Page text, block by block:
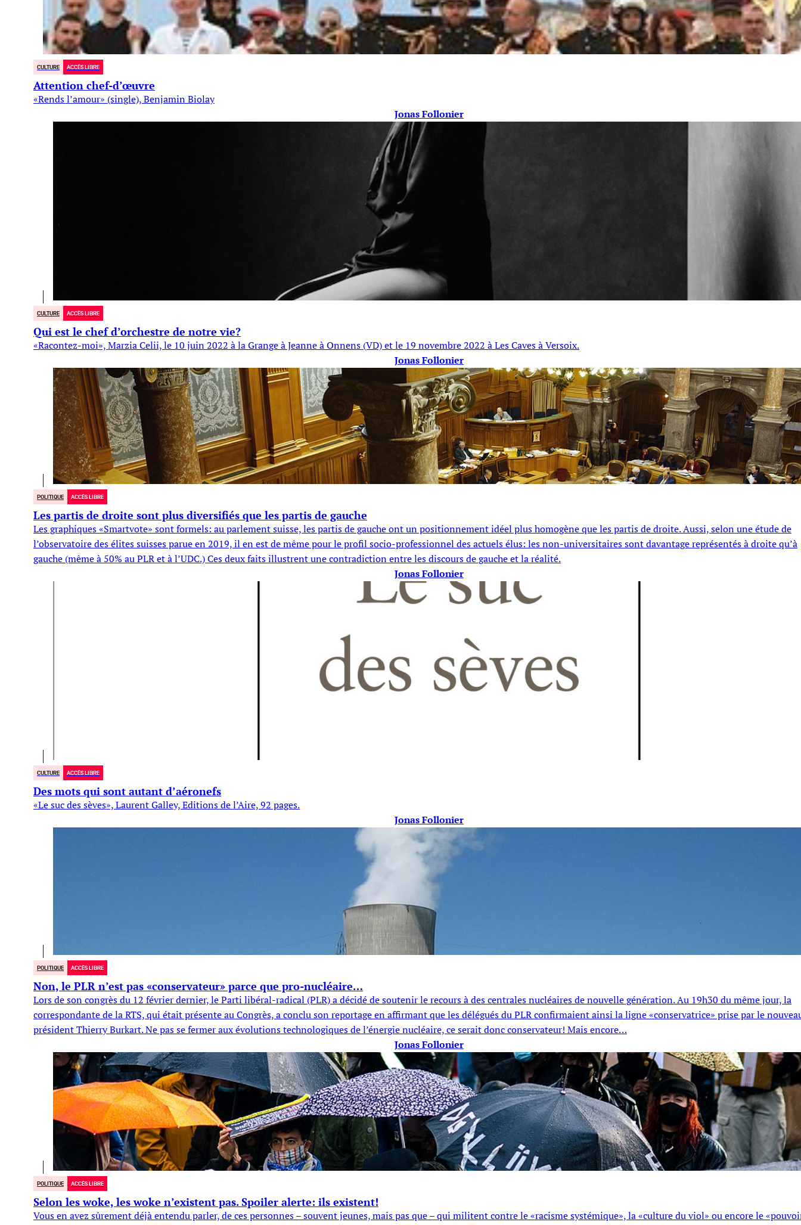
CULTURE ACCÈS LIBRE
Attention chef-d’œuvre
«Rends l’amour» (single), Benjamin Biolay
Jonas Follonier
CULTURE ACCÈS LIBRE
Qui est le chef d’orchestre de notre vie?
«Racontez-moi», Marzia Celii, le 10 juin 2022 à la Grange à Jeanne à Onnens (VD) et le 19 novembre 2022 à Les Caves à Versoix.
Jonas Follonier
POLITIQUE ACCÈS LIBRE
Les partis de droite sont plus diversifiés que les partis de gauche
Les graphiques «Smartvote» sont formels: au parlement suisse, les partis de gauche ont un positionnement idéel plus homogène que les partis de droite. Aussi, selon une étude de
l’observatoire des élites suisses parue en 2019, il en est de même pour le profil socio-professionnel des actuels élus: les non-universitaires sont davantage représentés à droite qu’à
gauche (même à 50% au PLR et à l’UDC.) Ces deux faits illustrent une contradiction entre les discours de gauche et la réalité.
Jonas Follonier
CULTURE ACCÈS LIBRE
Des mots qui sont autant d’aéronefs
«Le suc des sèves», Laurent Galley, Editions de l’Aire, 92 pages.
Jonas Follonier
POLITIQUE ACCÈS LIBRE
Non, le PLR n’est pas «conservateur» parce que pro-nucléaire…
Lors de son congrès du 12 février dernier, le Parti libéral-radical (PLR) a décidé de soutenir le recours à des centrales nucléaires de nouvelle génération. Au 19h30 du même jour, la
correspondante de la RTS, qui était présente au Congrès, a conclu son reportage en affirmant que les délégués du PLR confirmaient ainsi la ligne «conservatrice» prise par le
président Thierry Burkart. Ne pas se fermer aux évolutions technologiques de l’énergie nucléaire, ce serait donc conservateur! Mais encore…
Jonas Follonier
POLITIQUE ACCÈS LIBRE
Selon les woke, les woke n’existent pas. Spoiler alerte: ils existent!
Vous en avez sûrement déjà entendu parler, de ces personnes – souvent jeunes, mais pas que – qui militent contre le «racisme systémique», la «culture du viol» ou encore le